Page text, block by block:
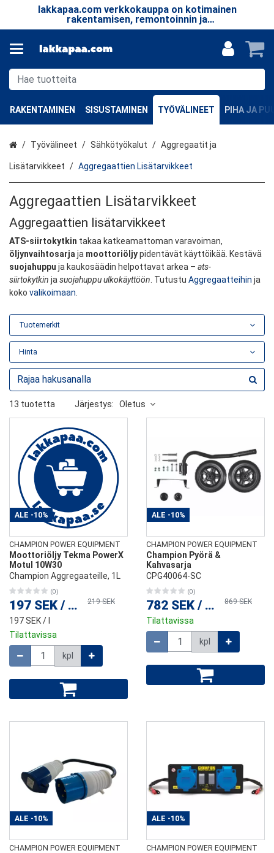
lakkapaa.com verkkokauppa on kotimainen
rakentamisen, remontoinnin ja
erikoistuotteiden verkkokauppa.
RAKENTAMINEN SISUSTAMINEN TYÖVÄLINEET PIHA JA
EtusivuTyövälineet Sähkötyökalut Aggregaatit ja
Lisätarvikkeet Aggregaattien Lisätarvikkeet
Aggregaattien Lisätarvikkeet
Aggregaattien lisätarvikkeet
ATS-siirtokytkin takaa katkeamattoman varavoiman,
öljynvaihtosarja ja moottoriöljypidentävät käyttöikää. Kestävä
suojahuppu ja kaukosäädin helpottavat arkea – ats-
siirtokytkin ja suojahuppu ulkokäyttöön . Tutustu Aggregaatteihin ja
koko valikoimaan
ALE -10%
CHAMPION POWER EQUIPMENT
Moottoriöljy Tekma PowerX
Motul 10W30
Champion Aggregaateille, 1L
(0)
197 SEK / kpl 219 SEK
197 SEK/ l
Tilattavissa
kpl
ALE -10%
CHAMPION POWER EQUIPMENT
Champion Pyörä &
Kahvasarja
CPG40064-SC
(0)
782 SEK / kpl 869 SEK
Tilattavissa
kpl
ALE -10%
CHAMPION POWER EQUIPMENT
ALE -10%
CHAMPION POWER EQUIPMENT
Tuotemerkit
Hinta
13 tuotetta Järjestys: Oletus